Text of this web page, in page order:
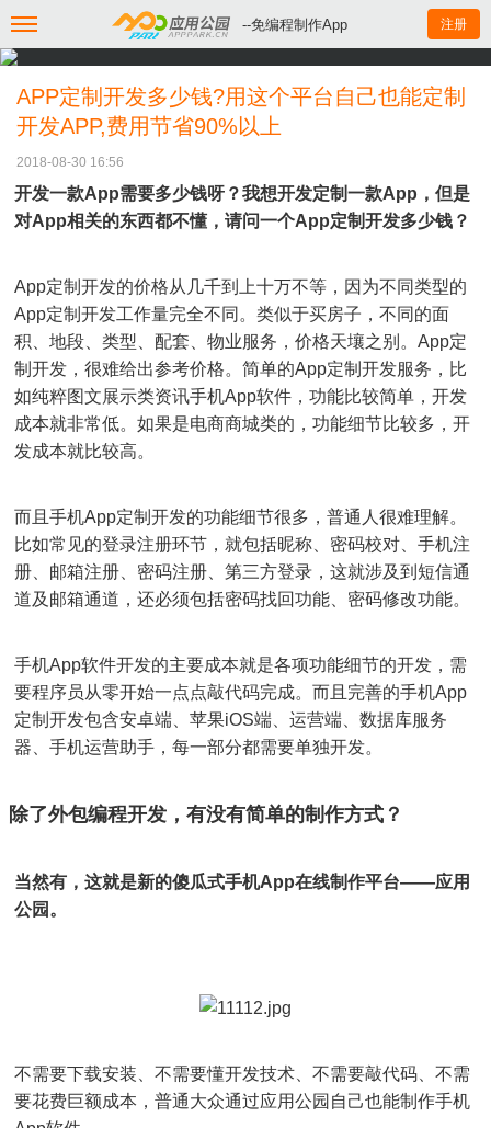
--免编程制作App 注册
APP定制开发多少钱?用这个平台自己也能定制
开发APP,费用节省90%以上
2018-08-30 16:56
开发一款App需要多少钱呀？我想开发定制一款App，但是
对App相关的东西都不懂，请问一个App定制开发多少钱？
App定制开发的价格从几千到上十万不等，因为不同类型的
App定制开发工作量完全不同。类似于买房子，不同的面
积、地段、类型、配套、物业服务，价格天壤之别。App定
制开发，很难给出参考价格。简单的App定制开发服务，比
如纯粹图文展示类资讯手机App软件，功能比较简单，开发
成本就非常低。如果是电商商城类的，功能细节比较多，开
发成本就比较高。
而且手机App定制开发的功能细节很多，普通人很难理解。
比如常见的登录注册环节，就包括昵称、密码校对、手机注
册、邮箱注册、密码注册、第三方登录，这就涉及到短信通
道及邮箱通道，还必须包括密码找回功能、密码修改功能。
手机App软件开发的主要成本就是各项功能细节的开发，需
要程序员从零开始一点点敲代码完成。而且完善的手机App
定制开发包含安卓端、苹果iOS端、运营端、数据库服务
器、手机运营助手，每一部分都需要单独开发。
除了外包编程开发，有没有简单的制作方式？
当然有，这就是新的傻瓜式手机App在线制作平台——应用
公园。
不需要下载安装、不需要懂开发技术、不需要敲代码、不需
要花费巨额成本，普通大众通过应用公园自己也能制作手机